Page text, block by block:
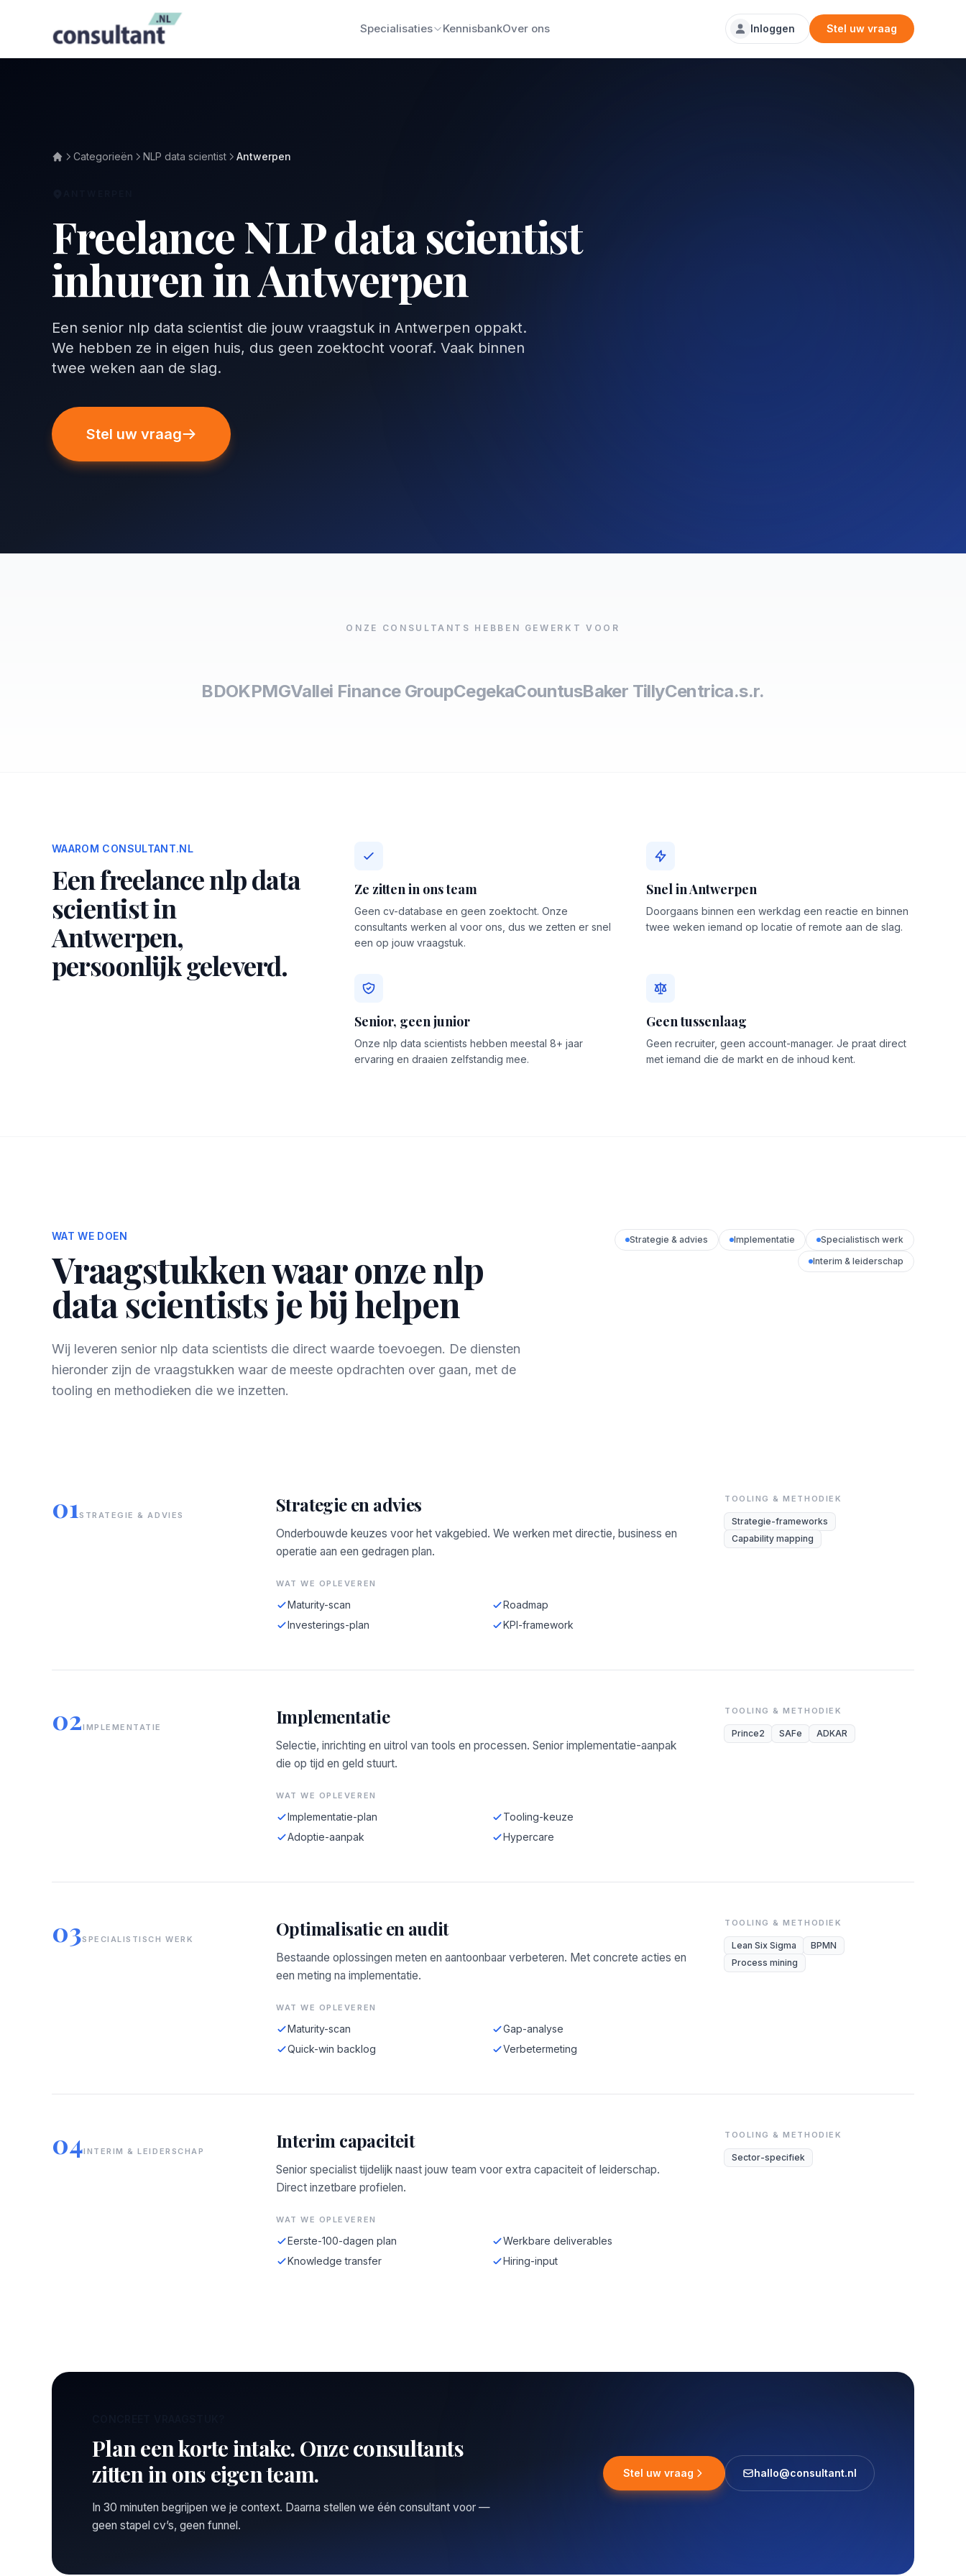
Specialisaties KennisbankOver ons Inloggen Stel uw vraag
Categorieën NLP data scientist Antwerpen
Freelance NLP data scientist
inhuren in Antwerpen
Een senior nlp data scientist die jouw vraagstuk in Antwerpen oppakt.
We hebben ze in eigen huis, dus geen zoektocht vooraf. Vaak binnen
twee weken aan de slag.
Stel uw vraag
ONZE CONSULTANTS HEBBEN GEWERKT VOOR
BDOKPMGVallei Finance GroupCegekaCountusBaker TillyCentrica.s.r.
WAAROM CONSULTANT.NL
Een freelance nlp data
scientist in
Antwerpen,
persoonlijk geleverd.
Ze zitten in ons team
Geen cv-database en geen zoektocht. Onze
consultants werken al voor ons, dus we zetten er snel
een op jouw vraagstuk.
Snel in Antwerpen
Doorgaans binnen een werkdag een reactie en binnen
twee weken iemand op locatie of remote aan de slag.
Senior, geen junior
Onze nlp data scientists hebben meestal 8+ jaar
ervaring en draaien zelfstandig mee.
Geen tussenlaag
Geen recruiter, geen account-manager. Je praat direct
met iemand die de markt en de inhoud kent.
WAT WE DOEN
Vraagstukken waar onze nlp
data scientists je bij helpen
Wij leveren senior nlp data scientists die direct waarde toevoegen. De diensten
hieronder zijn de vraagstukken waar de meeste opdrachten over gaan, met de
tooling en methodieken die we inzetten.
Strategie & advies Implementatie
Specialistisch werk
Interim & leiderschap
01 STRATEGIE & ADVIES Strategie en advies
Onderbouwde keuzes voor het vakgebied. We werken met directie, business en
operatie aan een gedragen plan.
WAT WE OPLEVEREN
Maturity-scan
Roadmap
Investerings-plan
KPI-framework
TOOLING & METHODIEK
Strategie-frameworks
Capability mapping
02IMPLEMENTATIE Implementatie
Selectie, inrichting en uitrol van tools en processen. Senior implementatie-aanpak
die op tijd en geld stuurt.
WAT WE OPLEVEREN
Implementatie-plan
Tooling-keuze
Adoptie-aanpak
Hypercare
TOOLING & METHODIEK
Prince2 SAFe ADKAR
03SPECIALISTISCH WERK Optimalisatie en audit
Bestaande oplossingen meten en aantoonbaar verbeteren. Met concrete acties en
een meting na implementatie.
WAT WE OPLEVEREN
Maturity-scan
Gap-analyse
Quick-win backlog
Verbetermeting
TOOLING & METHODIEK
Lean Six Sigma
BPMN
Process mining
04INTERIM & LEIDERSCHAP Interim capaciteit
Senior specialist tijdelijk naast jouw team voor extra capaciteit of leiderschap.
Direct inzetbare profielen.
WAT WE OPLEVEREN
Eerste-100-dagen plan
Werkbare deliverables
Knowledge transfer
Hiring-input
TOOLING & METHODIEK
Sector-specifiek
Plan een korte intake. Onze consultants
zitten in ons eigen team.
In 30 minuten begrijpen we je context. Daarna stellen we één consultant voor —
geen stapel cv’s, geen funnel.
Stel uw vraag hallo@consultant.nl